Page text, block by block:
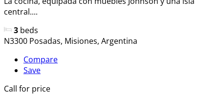
central....
3 beds
N3300 Posadas, Misiones, Argentina
Compare
Save
Call for price